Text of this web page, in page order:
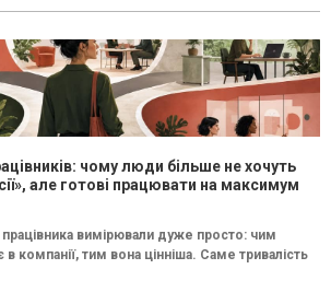
чому люди більше не хочуть
але готові працювати на максимум
працівника вимірювали дуже просто: чим
компанії, тим вона цінніша. Саме тривалість